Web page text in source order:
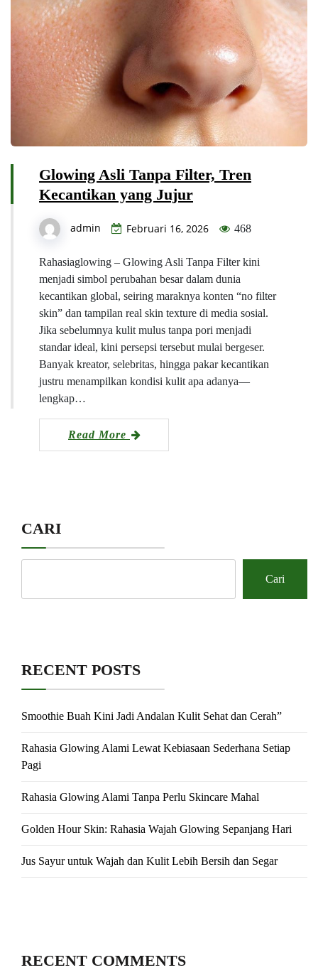
Glowing Asli Tanpa Filter, Tren
Kecantikan yang Jujur
admin Februari 16, 2026 468
Rahasiaglowing – Glowing Asli Tanpa Filter kini
menjadi simbol perubahan besar dalam dunia
kecantikan global, seiring maraknya konten “no filter
skin” dan tampilan real skin texture di media sosial.
Jika sebelumnya kulit mulus tanpa pori menjadi
standar ideal, kini persepsi tersebut mulai bergeser.
Banyak kreator, selebritas, hingga pakar kecantikan
justru menampilkan kondisi kulit apa adanya—
lengkap…
Read More
CARI
Cari
RECENT POSTS
Smoothie Buah Kini Jadi Andalan Kulit Sehat dan Cerah”
Rahasia Glowing Alami Lewat Kebiasaan Sederhana Setiap
Pagi
Rahasia Glowing Alami Tanpa Perlu Skincare Mahal
Golden Hour Skin: Rahasia Wajah Glowing Sepanjang Hari
Jus Sayur untuk Wajah dan Kulit Lebih Bersih dan Segar
RECENT COMMENTS